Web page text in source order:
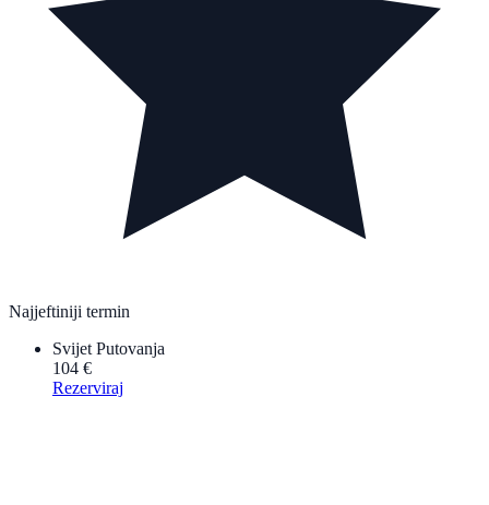
Najjeftiniji termin
Svijet Putovanja
104 €
Rezerviraj